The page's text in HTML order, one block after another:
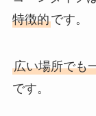
特徴的です。
広い場所でも
です。